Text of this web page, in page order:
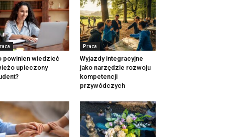
powinien wiedzieć
upieczony
Praca
Wyjazdy integracyjne
jako narzędzie rozwoju
kompetencji
przywódczych